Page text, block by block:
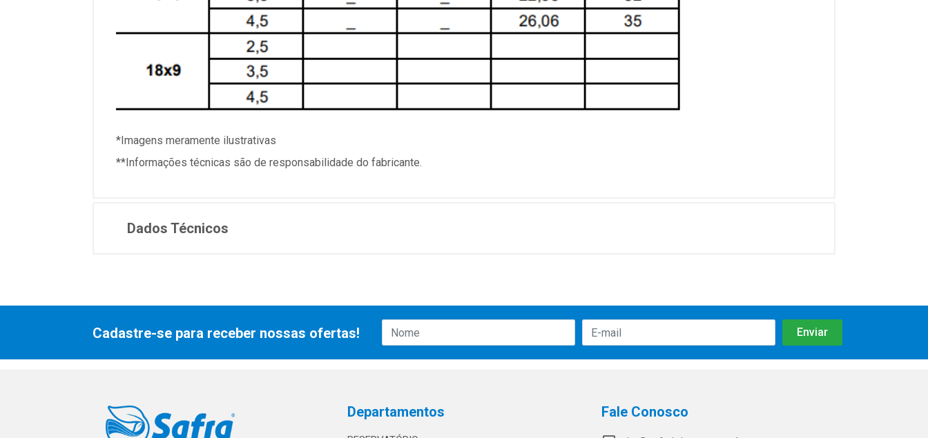
*Imagens meramente ilustrativas
**Informações técnicas são de responsabilidade do fabricante.
Dados Técnicos
Cadastre-se para receber nossas ofertas!
Departamentos Fale Conosco